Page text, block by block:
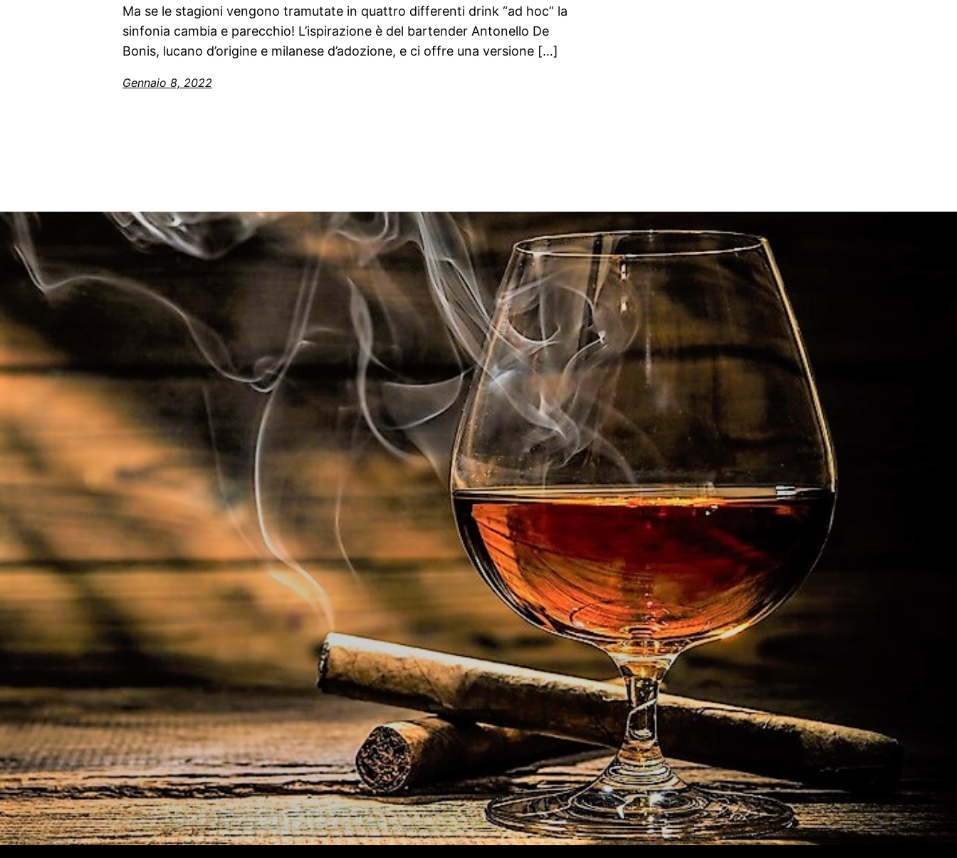
Ma se le stagioni vengono tramutate in quattro differenti drink “ad hoc” la
sinfonia cambia e parecchio! L’ispirazione è del bartender Antonello De
Bonis, lucano d’origine e milanese d’adozione, e ci offre una versione […]
Gennaio 8, 2022